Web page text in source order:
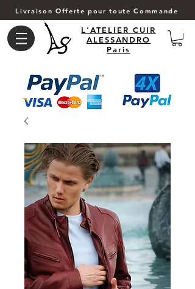
Livraison Offerte pour toute Commande
L'ATELIER CUIR
ALESSANDRO
Paris